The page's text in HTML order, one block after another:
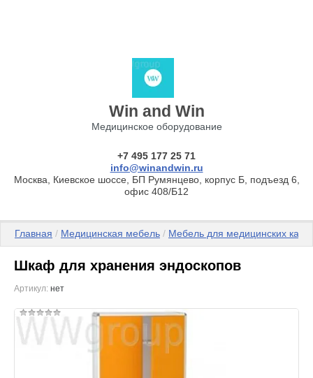
Win and Win
Медицинское оборудование
+7 495 177 25 71
info@winandwin.ru
Москва, Киевское шоссе, БП Румянцево, корпус Б, подъезд 6,
офис 408/Б12
Главная / Медицинская мебель / Мебель для медицинских
Шкаф для хранения эндоскопов
Артикул: нет